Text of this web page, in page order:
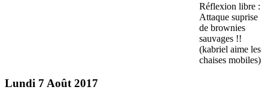
Réflexion libre :
Attaque suprise
de brownies
sauvages !!
(kabriel aime les
chaises mobiles)
Lundi 7 Août 2017